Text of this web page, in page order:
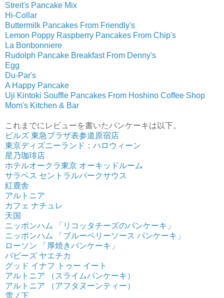
Streit's Pancake Mix
Hi-Collar
Buttermilk Pancakes From Friendly's
Lemon Poppy Raspberry Pancakes From Chip's
La Bonbonniere
Rudolph Pancake Breakfast From Denny's
Egg
Du-Par's
A Happy Pancake
Uji Kintoki Souffle Pancakes From Hoshino Coffee Shop
Mom's Kitchen & Bar
これまでにレビューを書いたパンケーキは以下。
ビルズ 東急プラザ表参道原宿店
東京ディズニーランド：ハロウィーン
星乃珈琲店
ホテルオークラ東京 オーキッドルーム
サラベス セントラルパークサウス
紅鹿舎
アルトニア
カフェ ナチュレ
天国
ニッポンハム 「リコッタチーズのパンケーキ」
ニッポンハム 「ブルーベリーソース パンケーキ」
ローソン 「厚焼きパンケーキ」
バビーズ ヤエチカ
グッド イナフ トゥー イート
アルトニア （スライムパンケーキ）
アルトニア （アフタヌーンティー）
雪ノ下